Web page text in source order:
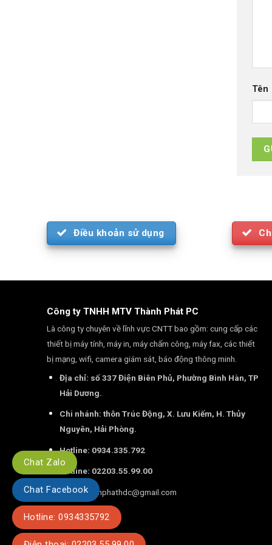
Tên
Điều khoản sử dụng
Công ty TNHH MTV Thành Phát PC
Là công ty chuyên về lĩnh vực CNTT bao gồm: cung cấp các
thiết bị máy tính, máy in, máy chấm công, máy fax, các thiết
bị mạng, wifi, camera giám sát, báo động thông minh.
Địa chỉ: số 337 Điện Biên Phủ, Phường Bình Hàn, TP
Hải Dương.
Chi nhánh: thôn Trúc Động, X. Lưu Kiếm, H. Thủy
Nguyên, Hải Phòng.
Hotline: 0934.335.792
Hotline: 02203.55.99.00
Email:thanhphathdc@gmail.com
Chat Zalo
Chat Facebook
Hotline: 0934335792